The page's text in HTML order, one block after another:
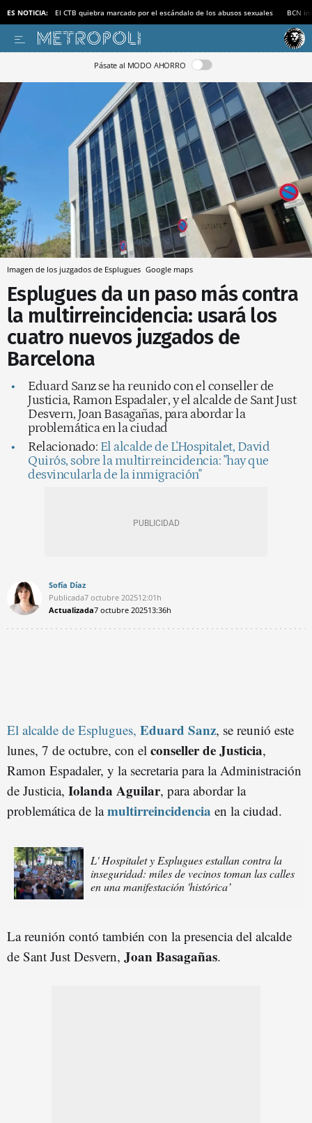
ES NOTICIA: El CTB quiebra marcado por el escándalo de los abusos sexuales BCN
Pásate al MODO AHORRO
Imagen de los juzgados de Esplugues Google maps
Esplugues da un paso más contra
la multirreincidencia: usará los
cuatro nuevos juzgados de
Barcelona
Eduard Sanz se ha reunido con el conseller de
Justicia, Ramon Espadaler, y el alcalde de Sant Just
Desvern, Joan Basagañas, para abordar la
problemática en la ciudad
Relacionado: El alcalde de L'Hospitalet, David
Quirós, sobre la multirreincidencia: "hay que
desvincularla de la inmigración"
Sofía Díaz
Publicada7 octubre 202512:01h
Actualizada7 octubre 202513:36h
El alcalde de Esplugues, Eduard Sanz, se reunió este
lunes, 7 de octubre, con el conseller de Justicia,
Ramon Espadaler, y la secretaria para la Administración
de Justicia, Iolanda Aguilar, para abordar la
problemática de la multirreincidencia en la ciudad.
L' Hospitalet y Esplugues estallan contra la
inseguridad: miles de vecinos toman las calles
en una manifestación 'histórica’
La reunión contó también con la presencia del alcalde
de Sant Just Desvern, Joan Basagañas.